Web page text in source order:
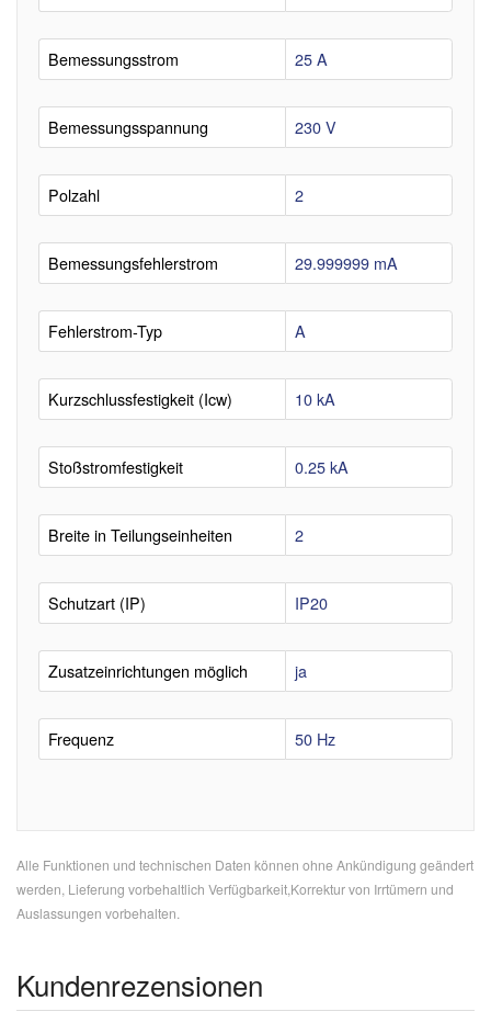
Bemessungsstrom 25 A
Bemessungsspannung 230 V
Polzahl 2
Bemessungsfehlerstrom 29.999999 mA
Fehlerstrom-Typ A
Kurzschlussfestigkeit (Icw) 10 kA
Stoßstromfestigkeit 0.25 kA
Breite in Teilungseinheiten 2
Schutzart (IP) IP20
Zusatzeinrichtungen möglich ja
Frequenz 50 Hz
Alle Funktionen und technischen Daten können ohne Ankündigung geändert
werden, Lieferung vorbehaltlich Verfügbarkeit,Korrektur von Irrtümern und
Auslassungen vorbehalten.
Kundenrezensionen